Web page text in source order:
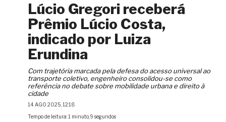
Lúcio Gregori receberá
Prêmio Lúcio Costa,
indicado por Luiza
Erundina
Com trajetória marcada pela defesa do acesso universal ao
transporte coletivo, engenheiro consolidou-se como
referência no debate sobre mobilidade urbana e direito à
cidade
14 AGO 2025, 12:18
Tempo de leitura: 1 minuto, 9 segundos